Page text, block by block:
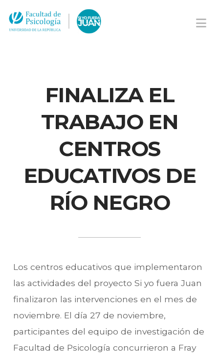
FINALIZA EL
TRABAJO EN
CENTROS
EDUCATIVOS DE
RÍO NEGRO
Los centros educativos que implementaron
las actividades del proyecto Si yo fuera Juan
finalizaron las intervenciones en el mes de
noviembre. El día 27 de noviembre,
participantes del equipo de investigación de
Facultad de Psicología concurrieron a Fray